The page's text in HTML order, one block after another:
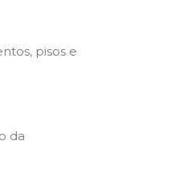
pisos e
da